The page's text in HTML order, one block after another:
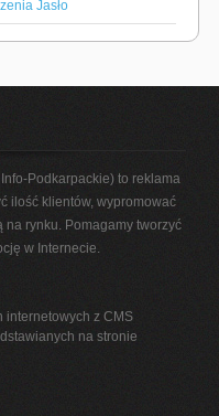
Jasło
Podkarpackie) to reklama
ilość klientów, wypromować
na rynku. Pomagamy tworzyć
w Internecie.
internetowych z CMS
na stronie